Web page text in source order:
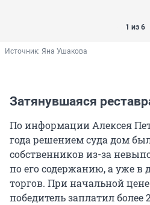
1 из 6
Источник: Яна Ушакова
Затянувшаяся
По информации Алексея
года решением суда дом
собственников из-за
по его содержанию, а уже в
торгов. При начальной
победитель заплатил